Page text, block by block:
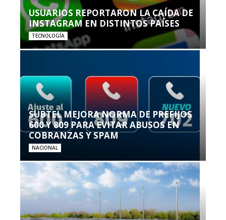
USUARIOS REPORTARON LA CAÍDA DE
INSTAGRAM EN DISTINTOS PAÍSES
TECNOLOGÍA
SUBTEL MEJORA NORMA DE PREFIJOS
600 Y 809 PARA EVITAR ABUSOS EN
COBRANZAS Y SPAM
NACIONAL